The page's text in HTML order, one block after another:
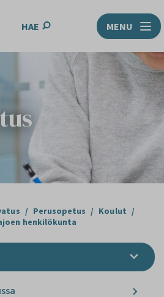
HAE MENU
/ Perusopetus / Koulut /
henkilökunta